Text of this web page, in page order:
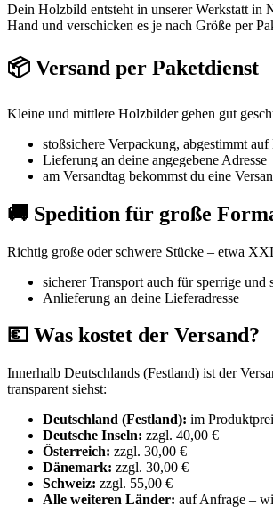
Dein Holzbild entsteht in unserer Werkstatt in
Hand und verschicken es je nach Größe per
📦 Versand per Paketdienst
Kleine und mittlere Holzbilder gehen gut
stoßsichere Verpackung, abgestimmt
Lieferung an deine angegebene Adresse
am Versandtag bekommst du eine
🚚 Spedition für große
Richtig große oder schwere Stücke – etwa
sicherer Transport auch für sperrige
Anlieferung an deine Lieferadresse
💶 Was kostet der Versand?
Innerhalb Deutschlands (Festland) ist der
transparent siehst:
Deutschland (Festland): im
Deutsche Inseln: zzgl. 40,00 €
Österreich: zzgl. 30,00 €
Dänemark: zzgl. 30,00 €
Schweiz: zzgl. 55,00 €
Alle weiteren Länder: auf Anfrage –